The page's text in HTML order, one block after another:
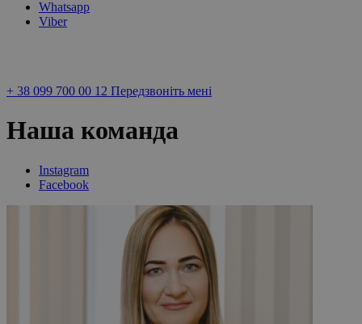
Whatsapp
Viber
+ 38 099 700 00 12 Передзвонiть менi
Наша команда
Instagram
Facebook